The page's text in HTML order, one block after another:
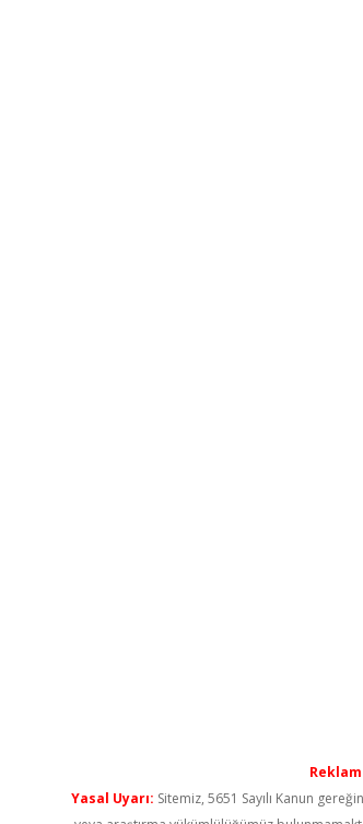
Yasal Uyarı: Sitemiz, 5651 Sayılı Kanun